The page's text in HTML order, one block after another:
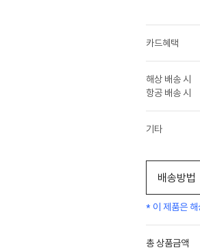
카드혜택
해상 배송 시
항공 배송 시
기타
배송방법
* 이 제품은
총 상품금액